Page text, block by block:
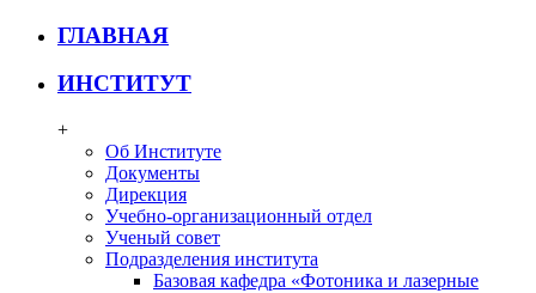
ГЛАВНАЯ
ИНСТИТУТ
+
Об Институте
Документы
Дирекция
Учебно-организационный отдел
Ученый совет
Подразделения института
Базовая кафедра «Фотоника и лазерные